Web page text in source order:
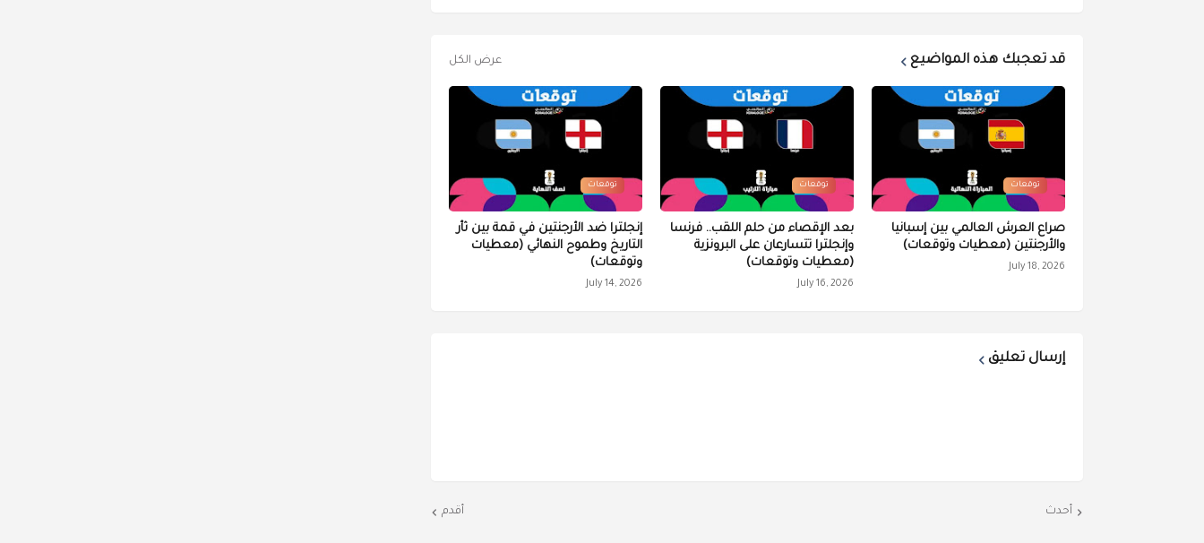
قد تعجبك هذه المواضيع عرض الكل
توقعات
صراع العرش العالمي بين إسبانيا
والأرجنتين (معطيات وتوقعات)
July 18, 2026
توقعات
بعد الإقصاء من حلم اللقب.. فرنسا
وإنجلترا تتسارعان على البرونزية
(معطيات وتوقعات)
July 16, 2026
توقعات
إنجلترا ضد الأرجنتين في قمة بين ثأر
التاريخ وطموح النهائي (معطيات
وتوقعات)
July 14, 2026
إرسال تعليق
أحدث أقدم